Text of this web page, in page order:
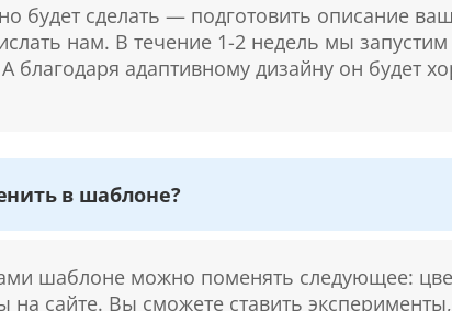
будет сделать — подготовить описание
нам. В течение 1-2 недель мы
благодаря адаптивному дизайну он будет
в шаблоне?
шаблоне можно поменять следующее:
на сайте. Вы сможете ставить